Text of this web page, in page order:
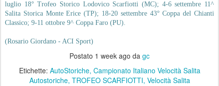
luglio 18° Trofeo Storico Lodovico Scarfiotti (MC); 4-6 settembre 11^
Salita Storica Monte Erice (TP); 18-20 settembre 43° Coppa del Chianti
Classico; 9-11 ottobre 9^ Coppa Faro (PU).
(Rosario Giordano - ACI Sport)
Postato 1 week ago da gc
Etichette: AutoStoriche Campionato Italiano Velocità Salita
Autostoriche TROFEO SCARFIOTTI Velocità Salita